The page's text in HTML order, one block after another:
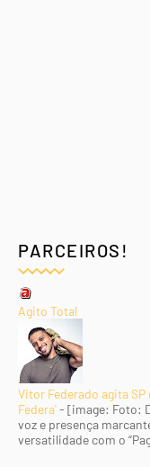
PARCEIROS!
Agito Total
Vitor Federado agita
Federa'- [image: Foto:
voz e presença
versatilidade com o